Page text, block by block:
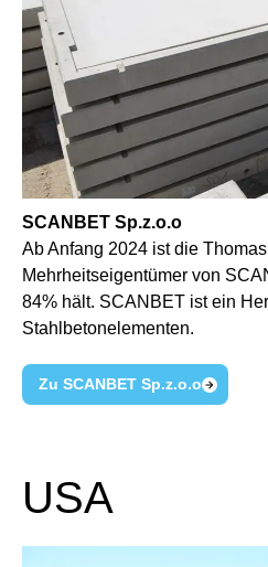
SCANBET Sp.z.o.o
Ab Anfang 2024 ist die
Mehrheitseigentümer von
84% hält. SCANBET ist ein
Stahlbetonelementen.
Zu SCANBET Sp.z.o.o
USA